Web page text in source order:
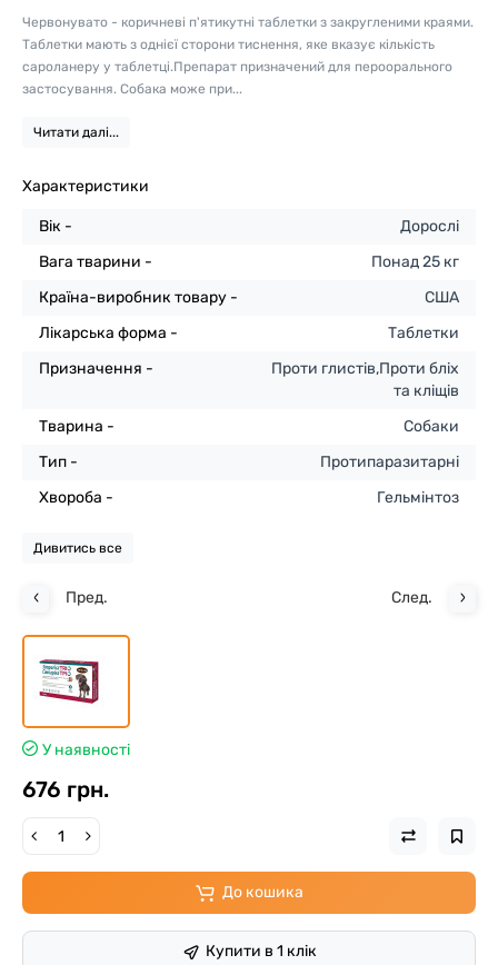
Червонувато - коричневі п'ятикутні таблетки з закругленими краями.
Таблетки мають з однієї сторони тиснення, яке вказує кількість
сароланеру у таблетці.Препарат призначений для пероорального
застосування. Собака може при...
Читати далі...
Характеристики
Вік -
Дорослі
Вага тварини -
Понад 25 кг
Країна-виробник товару -
США
Лікарська форма -
Таблетки
Призначення -
Проти глистів,Проти бліх
та кліщів
Тварина -
Собаки
Тип -
Протипаразитарні
Хвороба -
Гельмінтоз
Дивитись все
Пред. След.
У наявності
676 грн.
До кошика
Купити в 1 клік